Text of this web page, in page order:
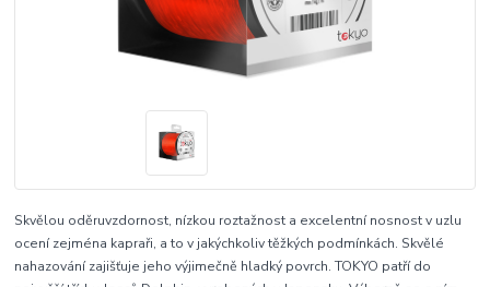
Skvělou oděruvzdornost, nízkou roztažnost a excelentní nosnost v uzlu
ocení zejména kapraři, a to v jakýchkoliv těžkých podmínkách. Skvělé
nahazování zajišťuje jeho výjimečně hladký povrch. TOKYO patří do